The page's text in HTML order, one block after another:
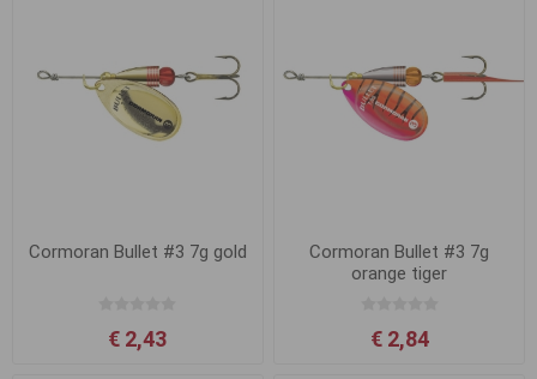
Cormoran Bullet #3 7g gold
€ 2,43
Cormoran Bullet #3 7g
orange tiger
€ 2,84